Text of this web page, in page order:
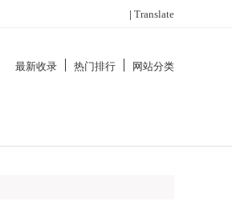
| Translate
最新收录 热门排行 网站分类